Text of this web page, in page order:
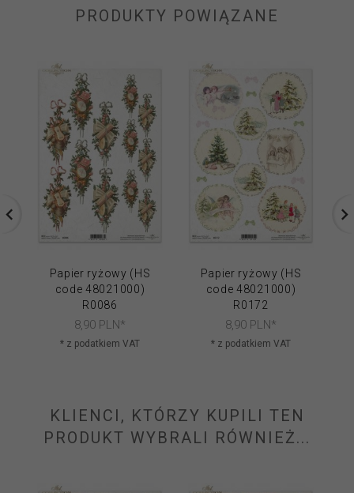
PRODUKTY POWIĄZANE
Papier ryżowy (HS
code 48021000)
R0086
8,90 PLN*
* z podatkiem VAT
Papier ryżowy (HS
code 48021000)
R0172
8,90 PLN*
* z podatkiem VAT
KLIENCI, KTÓRZY KUPILI TEN
PRODUKT WYBRALI RÓWNIEŻ...